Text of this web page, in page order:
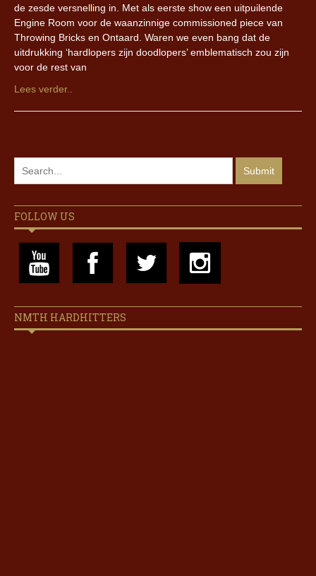
de zesde versnelling in. Met als eerste show een uitpuilende
Engine Room voor de waanzinnige commissioned piece van
Throwing Bricks en Ontaard. Waren we even bang dat de
uitdrukking ‘hardlopers zijn doodlopers’ emblematisch zou zijn
voor de rest van
Lees verder..
FOLLOW US
NMTH HARDHITTERS